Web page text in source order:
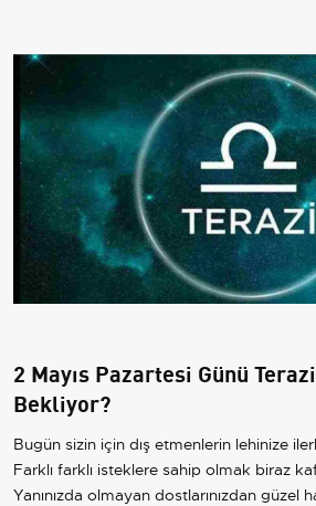
2 Mayıs Pazartesi Günü
Bekliyor?
Bugün sizin için dış etmenlerin lehinize
Farklı farklı isteklere sahip olmak biraz
Yanınızda olmayan dostlarınızdan güzel